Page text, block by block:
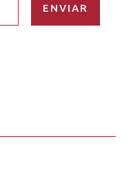
ENVIAR